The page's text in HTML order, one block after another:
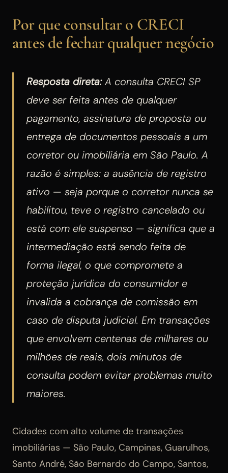
Por que consultar o CRECI
antes de fechar qualquer negócio
Resposta direta:A consulta CRECI SP
deve ser feita antes de qualquer
pagamento, assinatura de proposta ou
entrega de documentos pessoais a um
corretor ou imobiliária em São Paulo. A
razão é simples: a ausência de registro
ativo — seja porque o corretor nunca se
habilitou, teve o registro cancelado ou
está com ele suspenso — significa que a
intermediação está sendo feita de
forma ilegal, o que compromete a
proteção jurídica do consumidor e
invalida a cobrança de comissão em
caso de disputa judicial. Em transações
que envolvem centenas de milhares ou
milhões de reais, dois minutos de
consulta podem evitar problemas muito
maiores.
Cidades com alto volume de transações
imobiliárias — São Paulo, Campinas, Guarulhos,
Santo André, São Bernardo do Campo, Santos,